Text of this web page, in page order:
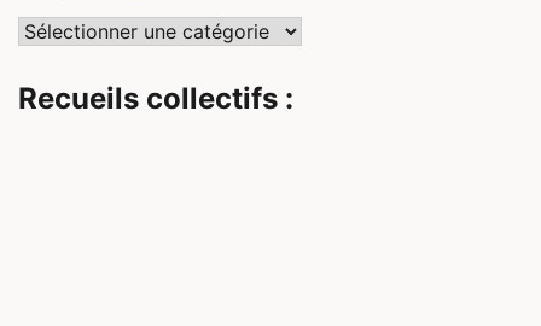
Catégories
Recueils collectifs :